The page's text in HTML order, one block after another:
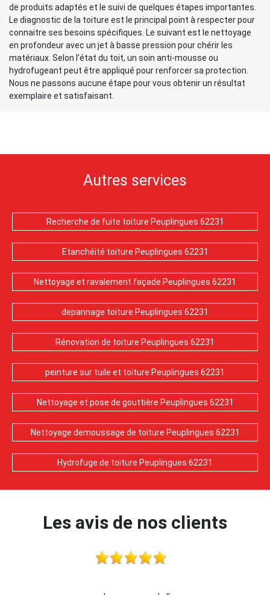
de produits adaptés et le suivi de quelques étapes importantes.
Le diagnostic de la toiture est le principal point à respecter pour
connaitre ses besoins spécifiques. Le suivant est le nettoyage
en profondeur avec un jet à basse pression pour chérir les
matériaux. Selon l’état du toit, un soin anti-mousse ou
hydrofugeant peut être appliqué pour renforcer sa protection.
Nous ne passons aucune étape pour vous obtenir un résultat
exemplaire et satisfaisant.
Autres services
Recherche de fuite toiture Peuplingues 62231
Etanchéité toiture Peuplingues 62231
Nettoyage et ravalement façade Peuplingues 62231
depannage toiture Peuplingues 62231
Rénovation de toiture Peuplingues 62231
peinture sur tuile et toiture Peuplingues 62231
Nettoyage et pose de gouttière Peuplingues 62231
Nettoyage demoussage de toiture Peuplingues 62231
Hydrofuge de toiture Peuplingues 62231
Les avis de nos clients